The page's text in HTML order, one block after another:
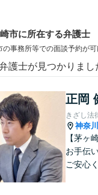
市に所在する弁護士
の事務所等での面談予約が可
護士が見つかりまし
正岡
きざし法
神奈
【茅ヶ
お手伝
ご安心